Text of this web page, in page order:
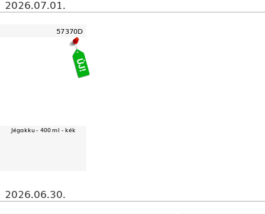
2026.07.01.
57370D
Jégakku - 400 ml - kék
2026.06.30.